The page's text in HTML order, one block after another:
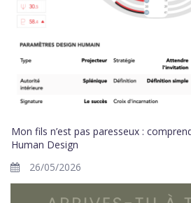
Mon fils n’est pas paresseux :
Human Design
26/05/2026